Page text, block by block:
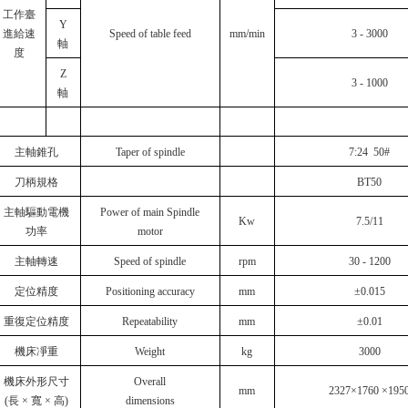
工作臺
進給速
度
Speed of table feed mm/min
Y
軸
3 - 3000
Z
軸
3 - 1000
主軸錐孔 Taper of spindle 7:24 50#
刀柄規格 BT50
主軸驅動電機
功率
Power of main Spindle
motor
Kw 7.5/11
主軸轉速 Speed of spindle rpm 30 - 1200
定位精度 Positioning accuracy mm ±0.015
重復定位精度 Repeatability mm ±0.01
機床凈重 Weight kg 3000
機床外形尺寸
(長 × 寬 × 高)
Overall
dimensions
mm 2327×1760